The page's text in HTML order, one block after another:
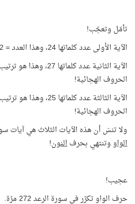
تأمّل وتعجّب!
الآية الأولى عدد كلماتها 24، وهذا العدد = 12 + 12
الآية الثانية عدد
الحروف الهجائية!
الآية الثالثة عدد
الحروف الهجائية!
ولا تنسَ أن هذه الآيات الثلاث هي آيات
الواووتنتهي بحرفالنون!
عجيب!
حرف الواو تكرّر في سورة الرعد 272 مرّة.